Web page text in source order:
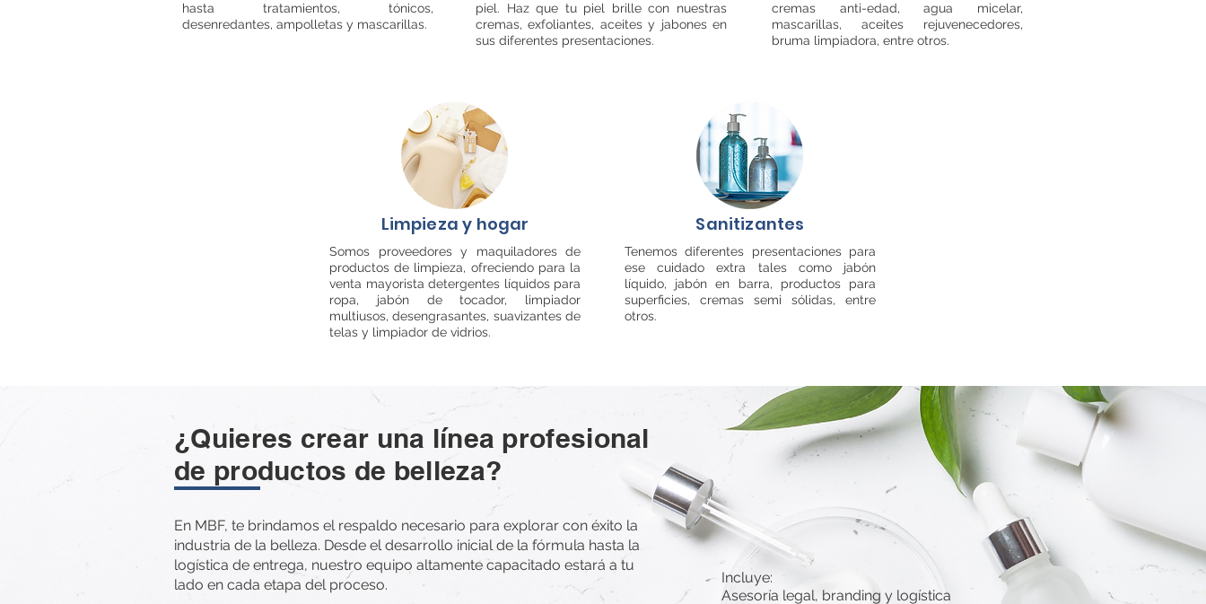
hasta tratamientos, tónicos,
desenredantes, ampolletas y mascarillas.
piel. Haz que tu piel brille con nuestras
cremas, exfoliantes, aceites y jabones en
sus diferentes presentaciones.
cremas anti-edad, agua micelar,
mascarillas, aceites rejuvenecedores,
bruma limpiadora, entre otros.
Limpieza y hogar
Somos proveedores y maquiladores de
productos de limpieza, ofreciendo para la
venta mayorista detergentes líquidos para
ropa, jabón de tocador, limpiador
multiusos, desengrasantes, suavizantes de
telas y limpiador de vidrios.
Sanitizantes
Tenemos diferentes presentaciones para
ese cuidado extra tales como jabón
líquido, jabón en barra, productos para
superficies, cremas semi sólidas, entre
otros.
¿Quieres crear una línea profesional
de productos de belleza?
En MBF, te brindamos el respaldo necesario para explorar con éxito la
industria de la belleza. Desde el desarrollo inicial de la fórmula hasta la
logística de entrega, nuestro equipo altamente capacitado estará a tu
lado en cada etapa del proceso.
Incluye:
Asesoría legal, branding y logística